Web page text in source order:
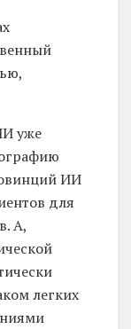
уже
ИИ
для
А,
легких